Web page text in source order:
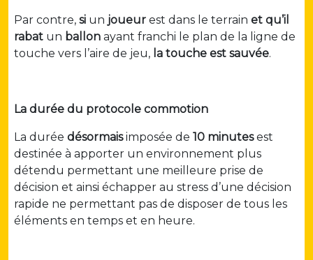
Par contre, si un joueur est dans le terrain et qu’il
rabat un ballon ayant franchi le plan de la ligne de
touche vers l’aire de jeu, la touche est sauvée.
La durée du protocole commotion
La durée désormaisimposée de 10 minutesest
destinée à apporter un environnement plus
détendu permettant une meilleure prise de
décision et ainsi échapper au stress d’une décision
rapide ne permettant pas de disposer de tous les
éléments en temps et en heure.